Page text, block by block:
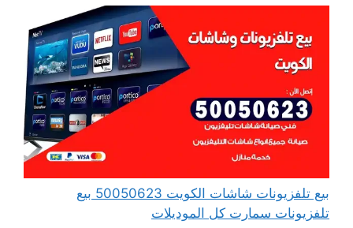
بيع تلفزيونات شاشات الكويت 50050623 بيع
تلفزيونات سمارت كل الموديلات